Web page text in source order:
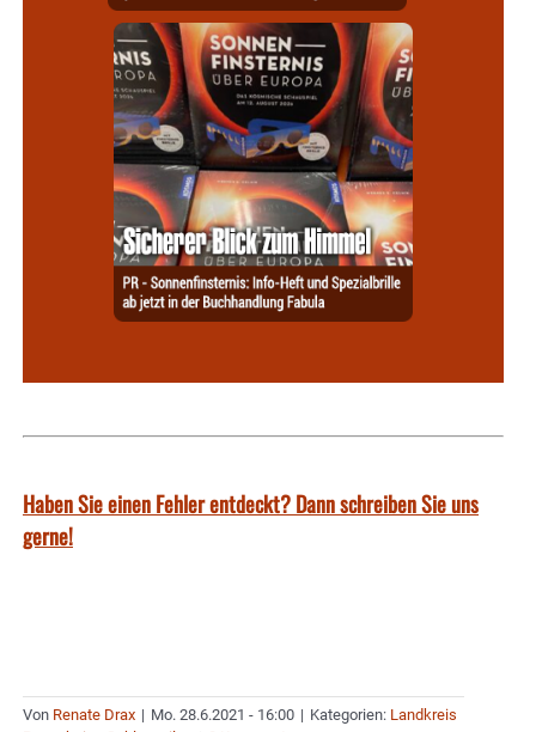
Haben Sie einen Fehler entdeckt? Dann schreiben Sie uns
gerne!
Von Renate Drax | Mo. 28.6.2021 - 16:00 | Kategorien: Landkreis